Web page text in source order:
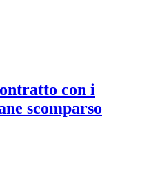
con i
scomparso